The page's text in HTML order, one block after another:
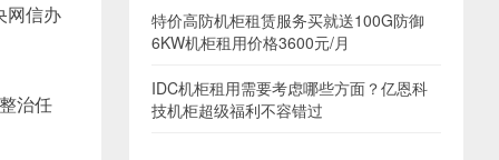
网信办
治任
特价高防机柜租赁服务买就送100G防御
6KW机柜租用价格3600元/月
IDC机柜租用需要考虑哪些方面？亿恩科
技机柜超级福利不容错过